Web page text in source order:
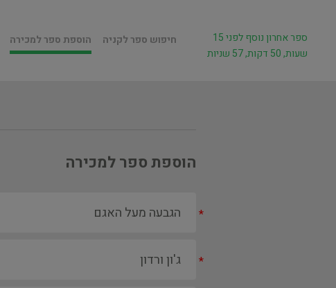
חיפוש ספר לקניה הוספת ספר למכירה
ספר אחרון נוסף לפני 15
שעות, 50 דקות, 57 שניות
הוספת ספר למכירה
*
*